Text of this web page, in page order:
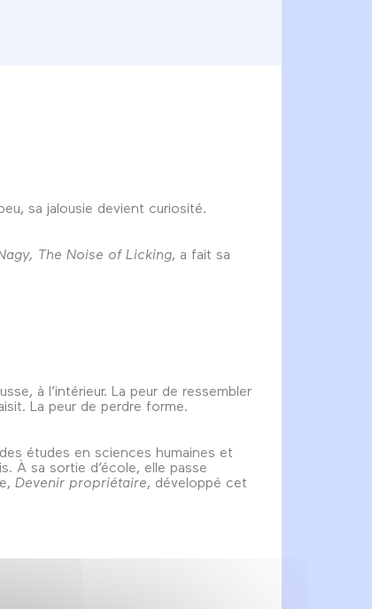
sa jalousie devient curiosité.
The Noise of Licking, a fait sa
à l’intérieur. La peur de ressembler
La peur de perdre forme.
études en sciences humaines et
À sa sortie d’école, elle passe
Devenir propriétaire, développé cet